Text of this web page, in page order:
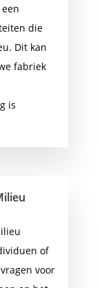
die
Dit kan
fabriek
is
of
voor